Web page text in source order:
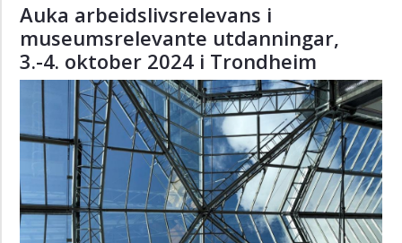
Colonial
Research
Group
(GCRG)
MIMOSA
Migrasjon
og
mobilitet
i
Skandinavia
Auka arbeidslivsrelevans i
museumsrelevante utdanningar,
3.-4. oktober 2024 i Trondheim